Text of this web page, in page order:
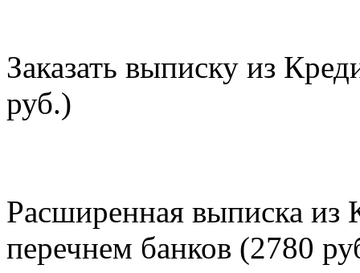
Заказать выписку из
руб.)
Расширенная выписка из
перечнем банков (2780